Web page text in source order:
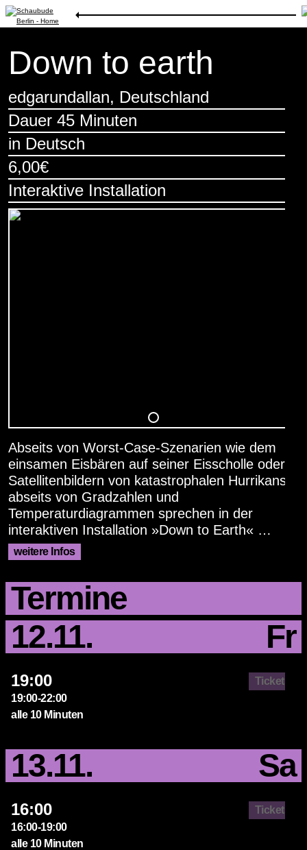
Inszenierungen/Down to earth
Down to earth
edgarundallan, Deutschland
Dauer 45 Minuten
in Deutsch
6,00€
Interaktive Installation
Abseits von Worst-Case-Szenarien wie dem
einsamen Eisbären auf seiner Eisscholle oder
Satellitenbildern von katastrophalen Hurrikans,
abseits von Gradzahlen und
Temperaturdiagrammen sprechen in der
interaktiven Installation »Down to Earth« …
weitere Infos
Termine
12.11.
Fr
19:00
Tickets
19:00-22:00
alle 10 Minuten
13.11. Sa
16:00
Tickets
16:00-19:00
alle 10 Minuten